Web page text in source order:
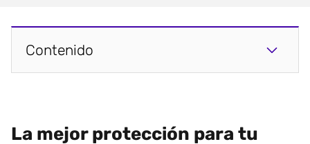
Contenido
La mejor protección para tu